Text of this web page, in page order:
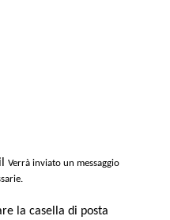
Verrà inviato un messaggio
la casella di posta